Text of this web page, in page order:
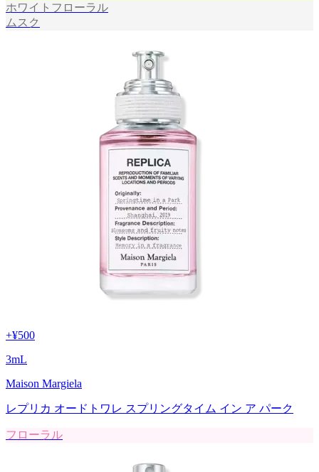
ホワイトフローラル
ムスク
+¥500
3mL
Maison Margiela
レプリカ オードトワレ スプリングタイム イン ア パーク
フローラル